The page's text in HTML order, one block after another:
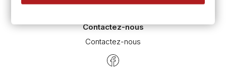
Contactez-nous
Contactez-nous